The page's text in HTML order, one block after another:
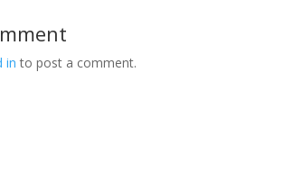
in to post a comment.